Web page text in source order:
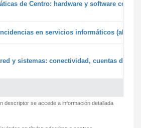
de Centro: hardware y software
en servicios informáticos
y sistemas: conectividad, cuentas de
descriptor se accede a información detallada